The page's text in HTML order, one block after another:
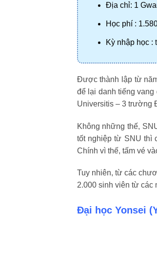
Địa chỉ: 1
Học phí :
Kỳ nhập học :
Được thành lập từ
để lại danh tiếng vang
Universitis – 3 trường
Không những thế,
tốt nghiệp từ SNU thì
Chính vì thế, tấm vé
Tuy nhiên, từ các
2.000 sinh viên từ các
Đại học Yonsei (